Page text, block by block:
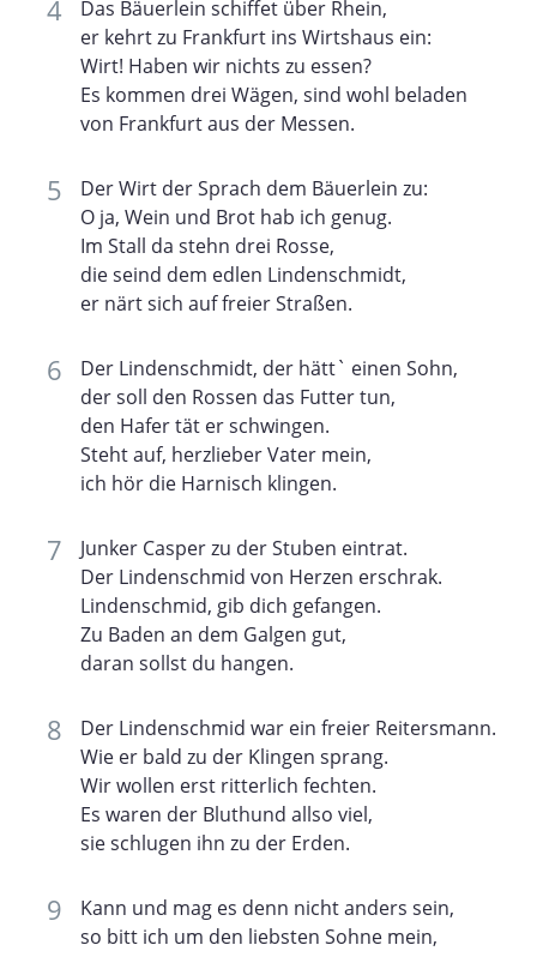
Das Bäuerlein schiffet über Rhein,
er kehrt zu Frankfurt ins Wirtshaus ein:
Wirt! Haben wir nichts zu essen?
Es kommen drei Wägen, sind wohl beladen
von Frankfurt aus der Messen.
Der Wirt der Sprach dem Bäuerlein zu:
O ja, Wein und Brot hab ich genug.
Im Stall da stehn drei Rosse,
die seind dem edlen Lindenschmidt,
er närt sich auf freier Straßen.
Der Lindenschmidt, der hätt` einen Sohn,
der soll den Rossen das Futter tun,
den Hafer tät er schwingen.
Steht auf, herzlieber Vater mein,
ich hör die Harnisch klingen.
Junker Casper zu der Stuben eintrat.
Der Lindenschmid von Herzen erschrak.
Lindenschmid, gib dich gefangen.
Zu Baden an dem Galgen gut,
daran sollst du hangen.
Der Lindenschmid war ein freier Reitersmann.
Wie er bald zu der Klingen sprang.
Wir wollen erst ritterlich fechten.
Es waren der Bluthund allso viel,
sie schlugen ihn zu der Erden.
Kann und mag es denn nicht anders sein,
so bitt ich um den liebsten Sohne mein,